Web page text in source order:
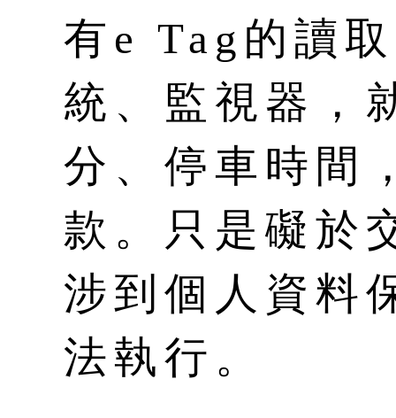
有e Tag的讀
統、監視器，
分、停車時間
款。只是礙於
涉到個人資料
法執行。